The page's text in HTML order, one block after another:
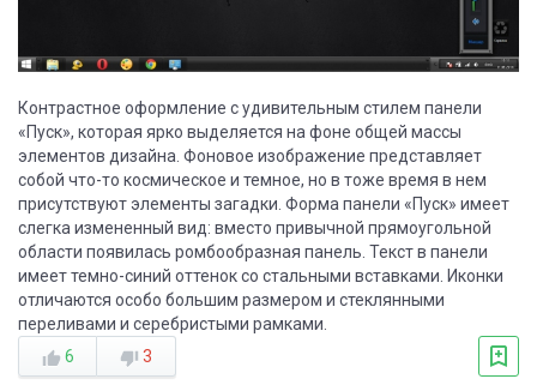
Контрастное оформление с удивительным стилем панели
«Пуск», которая ярко выделяется на фоне общей массы
элементов дизайна. Фоновое изображение представляет
собой что-то космическое и темное, но в тоже время в нем
присутствуют элементы загадки. Форма панели «Пуск» имеет
слегка измененный вид: вместо привычной прямоугольной
области появилась ромбообразная панель. Текст в панели
имеет темно-синий оттенок со стальными вставками. Иконки
отличаются особо большим размером и стеклянными
переливами и серебристыми рамками.
6
3